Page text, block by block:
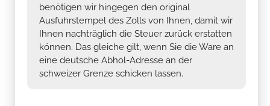
benötigen wir hingegen den original
Ausfuhrstempel des Zolls von Ihnen, damit wir
Ihnen nachträglich die Steuer zurück erstatten
können. Das gleiche gilt, wenn Sie die Ware an
eine deutsche Abhol-Adresse an der
schweizer Grenze schicken lassen.